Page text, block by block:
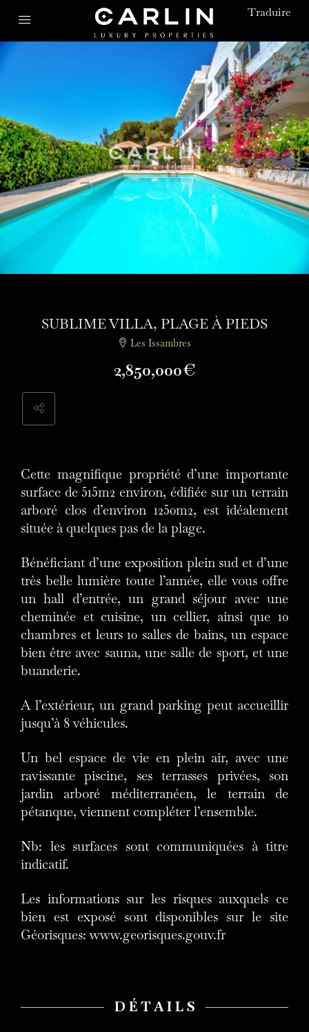
SUBLIME VILLA, PLAGE À PIEDS
Les Issambres
2,850,000€
Cette magnifique propriété d’une importante
surface de 515m2 environ, édifiée sur un terrain
arboré clos d’environ 1250m2, est idéalement
située à quelques pas de la plage.
Bénéficiant d’une exposition plein sud et d’une
très belle lumière toute l’année, elle vous offre
un hall d’entrée, un grand séjour avec une
cheminée et cuisine, un cellier, ainsi que 10
chambres et leurs 10 salles de bains, un espace
bien être avec sauna, une salle de sport, et une
buanderie.
A l’extérieur, un grand parking peut accueillir
jusqu’à 8 véhicules.
Un bel espace de vie en plein air, avec une
ravissante piscine, ses terrasses privées, son
jardin arboré méditerranéen, le terrain de
pétanque, viennent compléter l’ensemble.
Nb: les surfaces sont communiquées à titre
indicatif.
Les informations sur les risques auxquels ce
bien est exposé sont disponibles sur le site
Géorisques: www.georisques.gouv.fr
DÉTAILS
Traduire